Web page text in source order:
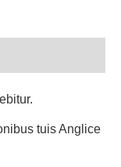
tuis Anglice